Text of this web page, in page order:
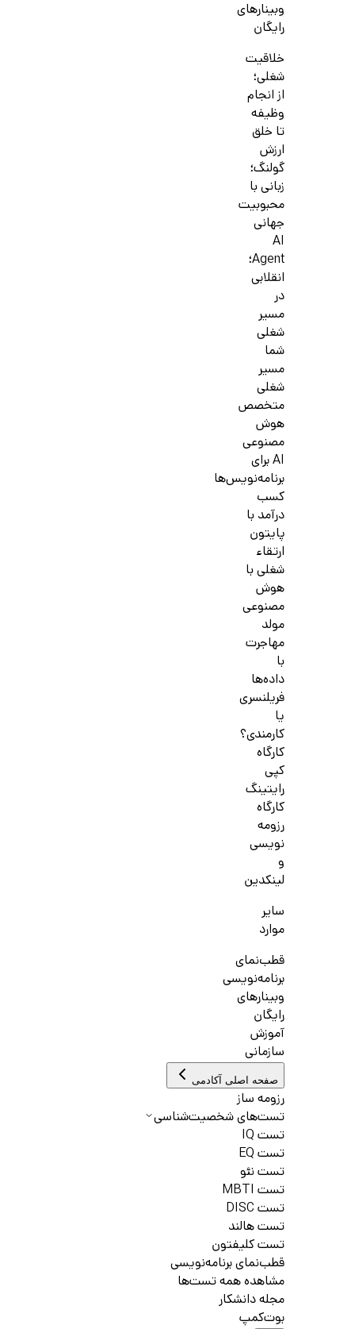
وبینارهای
رایگان
خلاقیت
شغلی؛
از انجام
وظیفه
تا خلق
ارزش
گولنگ؛
زبانی با
محبوبیت
جهانی
AI
Agent؛
انقلابی
در
مسیر
شغلی
شما
مسیر
شغلی
متخصص
هوش
مصنوعی
AI برای
برنامه‌نویس‌ها
کسب
درآمد با
پایتون
ارتقاء
شغلی با
هوش
مصنوعی
مولد
مهاجرت
با
داده‌ها
فریلنسری
یا
کارمندی؟
کارگاه
کپی
رایتینگ
کارگاه
رزومه
نویسی
و
لینکدین
سایر
موارد
قطب‌نمای
برنامه‌نویسی
وبینارهای
رایگان
آموزش
سازمانی
صفحه اصلی آکادمی
رزومه ساز
تست‌های شخصیت‌شناسی
تست IQ
تست EQ
تست نئو
تست MBTI
تست DISC
تست هالند
تست کلیفتون
قطب‌نمای برنامه‌نویسی
مشاهده همه تست‌ها
مجله دانشکار
بوت‌کمپ